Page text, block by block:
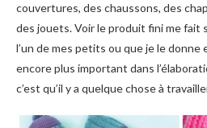
couvertures, des chaussons, des
des jouets. Voir le produit fini me fait
l’un de mes petits ou que je le donne
encore plus important dans
c’est qu’il y a quelque chose à